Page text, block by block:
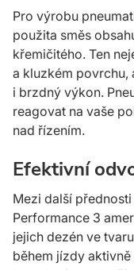
Pro výrobu
použita směs
křemičitého. Ten
a kluzkém povrchu,
i brzdný výkon.
reagovat na vaše
nad řízením.
Efektivní
Mezi další
Performance 3
jejich dezén ve
během jízdy